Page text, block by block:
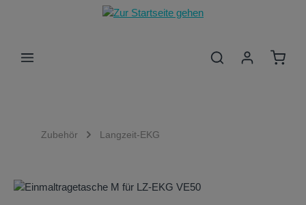
Zum Hauptinhalt springen
Zubehör Langzeit-EKG
Bildergalerie überspringen